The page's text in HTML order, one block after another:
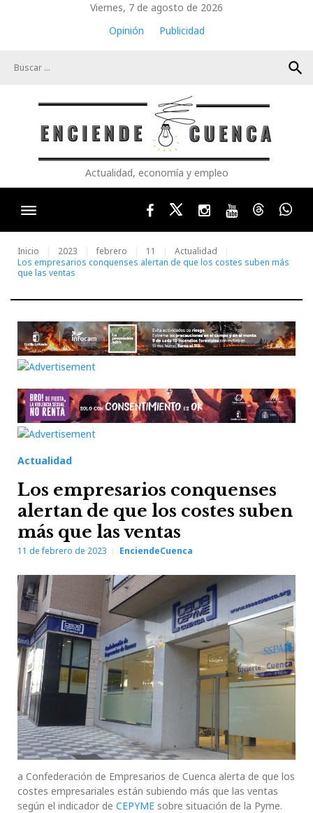
Viernes, 7 de agosto de 2026
Opinión
Publicidad
search
Actualidad, economía y empleo
FacebookTwitterInstagram
YoutubeThreads
Inicio 2023 febrero 11
Actualidad
Los empresarios conquenses alertan de que los costes suben más
que las ventas
Actualidad
Los empresarios conquenses
alertan de que los costes suben
más que las ventas
11 de febrero de 2023 EnciendeCuenca
a Confederación de Empresarios de Cuenca alerta de que los
costes empresariales están subiendo más que las ventas
según el indicador de CEPYME sobre situación de la Pyme.